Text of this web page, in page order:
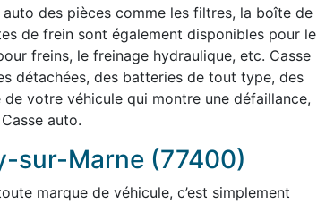
des pièces comme les filtres, la boîte de
de frein sont également disponibles pour le
freins, le freinage hydraulique, etc. Casse
détachées, des batteries de tout type, des
votre véhicule qui montre une défaillance,
auto.
sur-Marne (77400)
marque de véhicule, c’est simplement